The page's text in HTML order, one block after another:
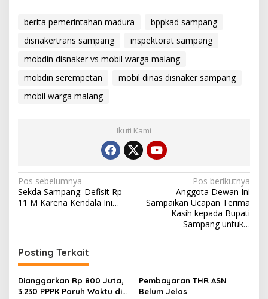
berita pemerintahan madura
bppkad sampang
disnakertrans sampang
inspektorat sampang
mobdin disnaker vs mobil warga malang
mobdin serempetan
mobil dinas disnaker sampang
mobil warga malang
Ikuti Kami
Navigasi
pos
Pos sebelumnya
Sekda Sampang: Defisit Rp
11 M Karena Kendala Ini…
Pos berikutnya
Anggota Dewan Ini
Sampaikan Ucapan Terima
Kasih kepada Bupati
Sampang untuk…
Posting Terkait
Dianggarkan Rp 800 Juta,
3.230 PPPK Paruh Waktu di
Pembayaran THR ASN
Belum Jelas